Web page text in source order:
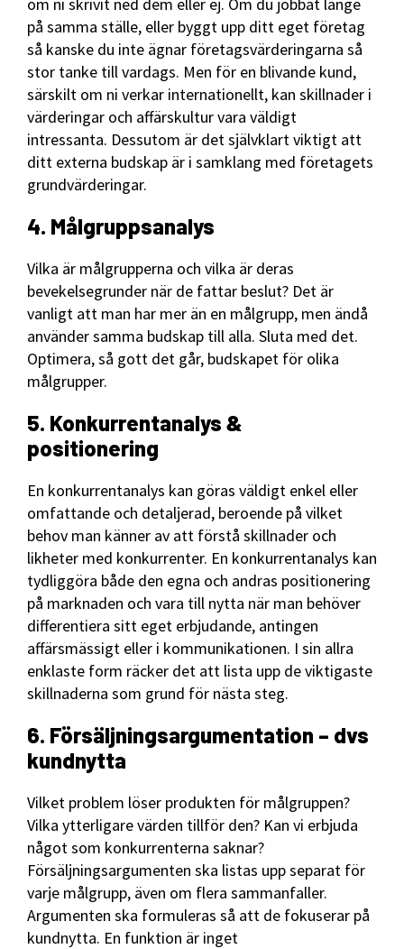
på samma ställe, eller byggt upp ditt eget företag
så kanske du inte ägnar företagsvärderingarna så
stor tanke till vardags. Men för en blivande kund,
särskilt om ni verkar internationellt, kan skillnader i
värderingar och affärskultur vara väldigt
intressanta. Dessutom är det självklart viktigt att
ditt externa budskap är i samklang med företagets
grundvärderingar.
4. Målgruppsanalys
Vilka är målgrupperna och vilka är deras
bevekelsegrunder när de fattar beslut? Det är
vanligt att man har mer än en målgrupp, men ändå
använder samma budskap till alla. Sluta med det.
Optimera, så gott det går, budskapet för olika
målgrupper.
5. Konkurrentanalys &
positionering
En konkurrentanalys kan göras väldigt enkel eller
omfattande och detaljerad, beroende på vilket
behov man känner av att förstå skillnader och
likheter med konkurrenter. En konkurrentanalys kan
tydliggöra både den egna och andras positionering
på marknaden och vara till nytta när man behöver
differentiera sitt eget erbjudande, antingen
affärsmässigt eller i kommunikationen. I sin allra
enklaste form räcker det att lista upp de viktigaste
skillnaderna som grund för nästa steg.
6. Försäljningsargumentation – dvs
kundnytta
Vilket problem löser produkten för målgruppen?
Vilka ytterligare värden tillför den? Kan vi erbjuda
något som konkurrenterna saknar?
Försäljningsargumenten ska listas upp separat för
varje målgrupp, även om flera sammanfaller.
Argumenten ska formuleras så att de fokuserar på
kundnytta. En funktion är inget